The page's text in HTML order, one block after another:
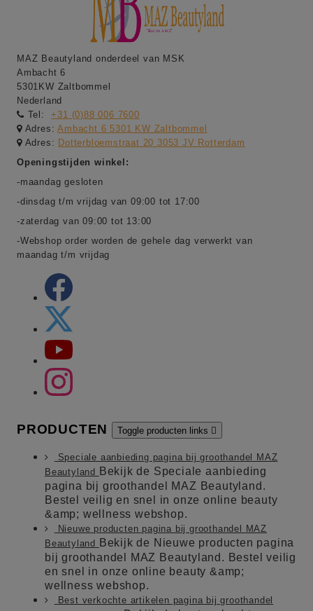
MAZ Beautyland onderdeel van MSK
Ambacht 6
5301KW Zaltbommel
Nederland
Tel:
+31 (0)88 006 7600
Adres:Ambacht 6 5301 KW Zaltbommel
Adres: Dotterbloemstraat 20 3053 JV Rotterdam
Openingstijden winkel:
-maandag gesloten
-dinsdag t/m vrijdag van 09:00 tot 17:00
-zaterdag van 09:00 tot 13:00
-Webshop order worden de gehele dag verwerkt van
maandag t/m vrijdag
PRODUCTEN Toggle producten links 
Speciale aanbieding pagina bij groothandel MAZ
Beautyland
Bekijk de Speciale aanbieding
pagina bij groothandel MAZ Beautyland.
Bestel veilig en snel in onze online beauty
&amp; wellness webshop.
Nieuwe producten pagina bij groothandel MAZ
Beautyland
Bekijk de Nieuwe producten pagina
bij groothandel MAZ Beautyland. Bestel veilig
en snel in onze online beauty &amp;
wellness webshop.
Best verkochte artikelen pagina bij groothandel